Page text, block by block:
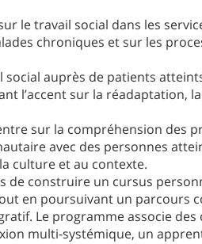
le travail social dans les
chroniques et sur les
auprès de patients
l’accent sur la réadaptation,
sur la compréhension des
avec des personnes
culture et au contexte.
de construire un cursus
en poursuivant un parcours
Le programme associe
multi-systémique, un